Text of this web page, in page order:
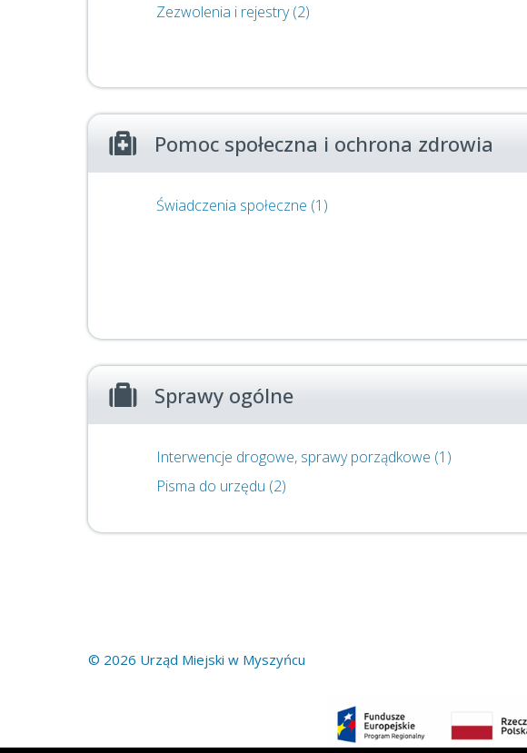
Zezwolenia i rejestry (2)
Pomoc społeczna i ochrona zdrowia
Świadczenia społeczne (1)
Sprawy ogólne
Interwencje drogowe, sprawy porządkowe (1)
Pisma do urzędu (2)
© 2026 Urząd Miejski w Myszyńcu